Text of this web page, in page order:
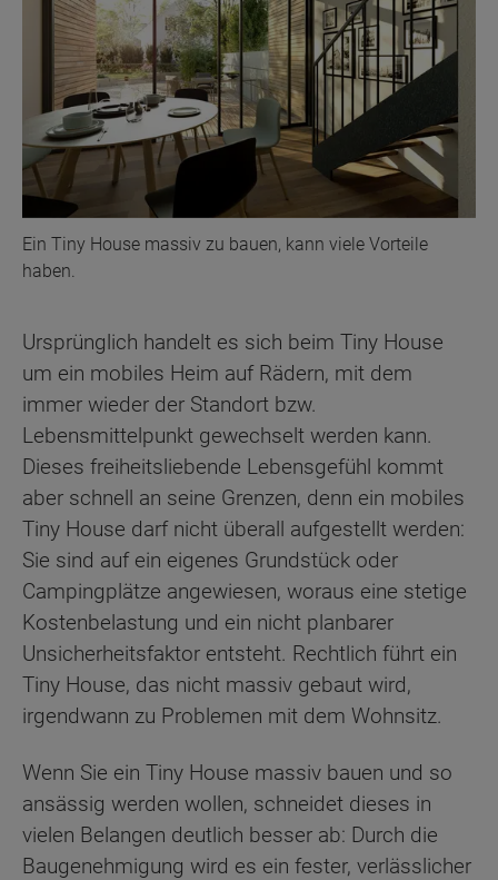
Ein Tiny House massiv zu bauen, kann viele Vorteile
haben.
Ursprünglich handelt es sich beim Tiny House
um ein mobiles Heim auf Rädern, mit dem
immer wieder der Standort bzw.
Lebensmittelpunkt gewechselt werden kann.
Dieses freiheitsliebende Lebensgefühl kommt
aber schnell an seine Grenzen, denn ein mobiles
Tiny House darf nicht überall aufgestellt werden:
Sie sind auf ein eigenes Grundstück oder
Campingplätze angewiesen, woraus eine stetige
Kostenbelastung und ein nicht planbarer
Unsicherheitsfaktor entsteht. Rechtlich führt ein
Tiny House, das nicht massiv gebaut wird,
irgendwann zu Problemen mit dem Wohnsitz.
Wenn Sie ein Tiny House massiv bauen und so
ansässig werden wollen, schneidet dieses in
vielen Belangen deutlich besser ab: Durch die
Baugenehmigung wird es ein fester, verlässlicher